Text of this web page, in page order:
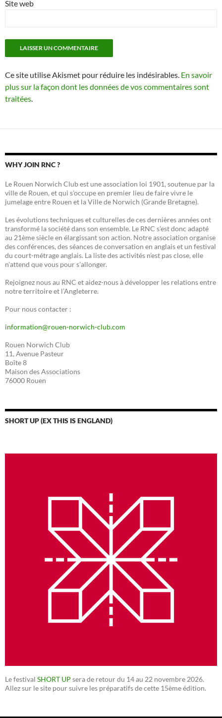
Site web
Ce site utilise Akismet pour réduire les indésirables. En savoir
plus sur la façon dont les données de vos commentaires sont
traitées.
WHY JOIN RNC ?
Le Rouen Norwich Club est une association loi 1901, soutenue par la
ville de Rouen, et qui s’occupe en premier lieu de faire vivre le
jumelage entre Rouen et la Ville de Norwich (Grande Bretagne).
Les évolutions techniques et culturelles de ces dernières années ont
transformé la société dans son ensemble. Le RNC s’est donc adapté
au 21ème siècle en élargissant son action. Notre association organise
des conférences, des séances de conversation en anglais et un festival
du court-métrage anglais. La liste des activités n’est pas close, elle
n’attend que vous pour s’allonger.
Rejoignez nous au RNC et aidez-nous à développer les relations entre
notre territoire et l’Angleterre.
Pour nous contacter :
information@rouen-norwich-club.com
Rouen Norwich Club
11, Avenue Pasteur
Boîte 8
Maison des Associations
76000 Rouen
SHORT UP (EX THIS IS ENGLAND)
Le festival SHORT UP sera de retour du 14 au 22 novembre 2026.
Allez sur le site pour suivre les préparatifs de cette 15ème édition.